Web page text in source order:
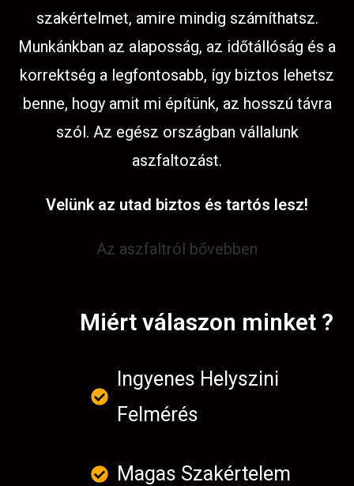
szakértelmet, amire mindig számíthatsz.
Munkánkban az alaposság, az időtállóság és a
korrektség a legfontosabb, így biztos lehetsz
benne, hogy amit mi építünk, az hosszú távra
szól. Az egész országban vállalunk
aszfaltozást.
Velünk az utad biztos és tartós lesz!
Az aszfaltról bővebben
Miért válaszon minket ?
Ingyenes Helyszini
Felmérés
Magas Szakértelem